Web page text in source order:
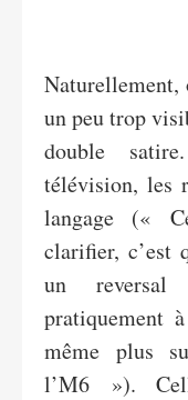
Naturellement,
un peu trop
double
télévision, les
langage («
clarifier, c’est
un
pratiquement
même plus
l’M6 »).